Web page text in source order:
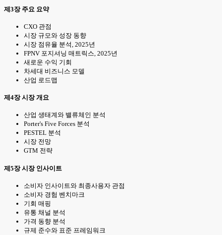
제3장 주요 요약
CXO 관점
시장 규모와 성장 동향
시장 점유율 분석, 2025년
FPNV 포지셔닝 매트릭스, 2025년
새로운 수익 기회
차세대 비즈니스 모델
산업 로드맵
제4장 시장 개요
산업 생태계와 밸류체인 분석
Porter's Five Forces 분석
PESTEL 분석
시장 전망
GTM 전략
제5장 시장 인사이트
소비자 인사이트와 최종사용자 관점
소비자 경험 벤치마크
기회 매핑
유통 채널 분석
가격 동향 분석
규제 준수와 표준 프레임워크